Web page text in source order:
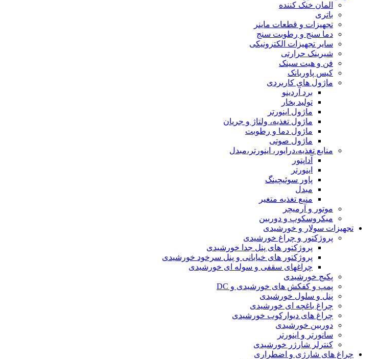
المان خنک کننده
باتری
تجهیزات و قطعات ماینر
دما سنج و رطوبت سنج
سایر تجهیزات الکترونیکی
شیرینک حرارتی
فن و هیت سینک
کیس پاوربانک
ماژول های کاربردی
برد آردینو
تولید بخار
ماژول اینورتر
ماژول تغذیه، ولتاژ و جریان
ماژول دما و رطوبت
ماژول صوتی
منابع تغذیه،درایور، اینورتر،مبدل
آداپتور
اینورتر
پاور سوئیچینگ
مبدل
منبع تغذیه متغیر
موتور و آرمیچر
میکروسکوپ و دوربین
تجهیزات سولار و خورشیدی
پروژکتور و چراغ خورشیدی
پروژکتور های پنل جدا خورشیدی
پروژکتور های خیابانی و پنل سرخود خورشیدی
چراغهای سقفی و سوله ای خورشیدی
پکیج خورشیدی
پمپ و کفکش های خورشیدی و DC
پنل و سلول خورشیدی
چراغ باغچه ای خورشیدی
چراغ های دیوارکوب خورشیدی
دوربین خورشیدی
سانورتر و اینورتر
کنترلر شارژر خورشیدی
چراغ های شارژی و اضطراری